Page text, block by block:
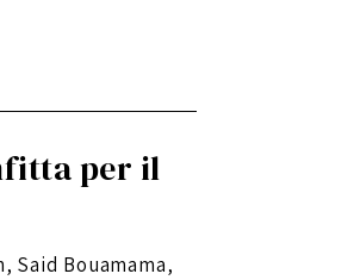
per il
Bouamama,